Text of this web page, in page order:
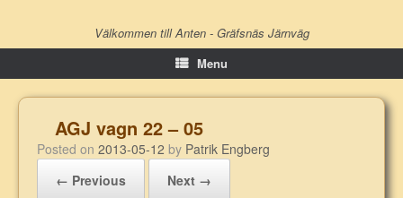
Välkommen till Anten - Gräfsnäs Järnväg
Menu
AGJ vagn 22 – 05
Posted on 2013-05-12 by Patrik Engberg
← Previous
Next →